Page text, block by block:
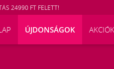
24990 FT FELETT!
ÚJDONSÁGOK AKCIÓK